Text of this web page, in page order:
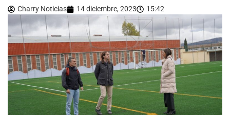
Charry Noticias 14 diciembre, 2023 15:42